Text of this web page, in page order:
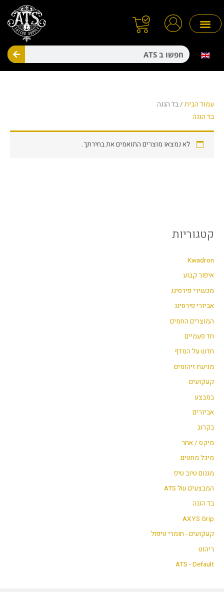
לתוכן
עמוד הבית / בד הגנה
בד הגנה
לא נמצאו מוצרים התואמים את בחירתך.
קטגוריות
Kwadron
איפור קבוע
מכשירי פירסינג
אביזרי פירסינג
המוצרים החמים
חד פעמיים
חדש על המדף
מניעת זיהומים
קעקועים
במבצע
אביזרים
בקרוב
מיקס / אחר
מיכל מחטים
מגנום טיוב טיפ
המבצעים של ATS
בד הגנה
AXYS Grip
קעקועים - חומרי טיפול
ריהוט
ATS - Default